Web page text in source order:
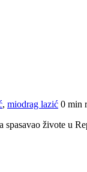
, miodrag lazić 0 min
živote u